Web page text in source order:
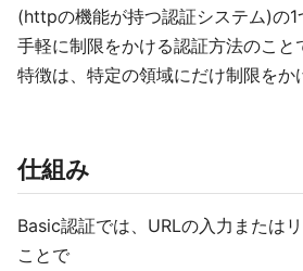
(httpの機能が持つ認証システム)の1
手軽に制限をかける認証方法のこと
特徴は、特定の領域にだけ制限をか
仕組み
Basic認証では、URLの入力または
ことで